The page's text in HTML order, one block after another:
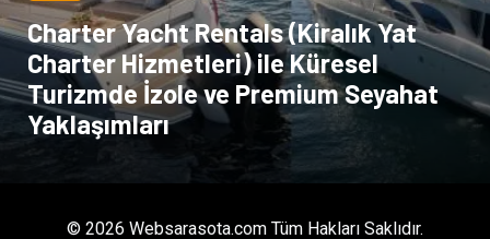
Charter Yacht Rentals (Kiralık Yat
Charter Hizmetleri) ile Küresel
Turizmde İzole ve Premium Seyahat
Yaklaşımları
© 2026 Websarasota.com Tüm Hakları Saklıdır.